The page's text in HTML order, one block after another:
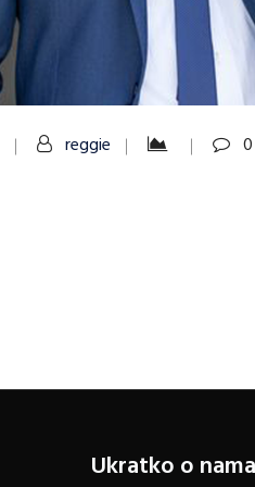
reggie
Ukratko o nama